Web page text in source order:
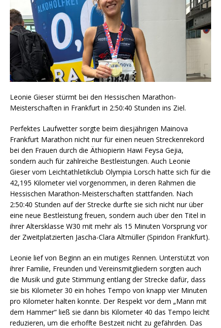
Leonie Gieser stürmt bei den Hessischen Marathon-
Meisterschaften in Frankfurt in 2:50:40 Stunden ins Ziel.
Perfektes Laufwetter sorgte beim diesjährigen Mainova
Frankfurt Marathon nicht nur für einen neuen Streckenrekord
bei den Frauen durch die Äthiopierin Hawi Feysa Gejia,
sondern auch für zahlreiche Bestleistungen. Auch Leonie
Gieser vom Leichtathletikclub Olympia Lorsch hatte sich für die
42,195 Kilometer viel vorgenommen, in deren Rahmen die
Hessischen Marathon-Meisterschaften stattfanden. Nach
2:50:40 Stunden auf der Strecke durfte sie sich nicht nur über
eine neue Bestleistung freuen, sondern auch über den Titel in
ihrer Altersklasse W30 mit mehr als 15 Minuten Vorsprung vor
der Zweitplatzierten Jascha-Clara Altmüller (Spiridon Frankfurt).
Leonie lief von Beginn an ein mutiges Rennen. Unterstützt von
ihrer Familie, Freunden und Vereinsmitgliedern sorgten auch
die Musik und gute Stimmung entlang der Strecke dafür, dass
sie bis Kilometer 30 ein hohes Tempo von knapp vier Minuten
pro Kilometer halten konnte. Der Respekt vor dem „Mann mit
dem Hammer“ ließ sie dann bis Kilometer 40 das Tempo leicht
reduzieren, um die erhoffte Bestzeit nicht zu gefährden. Das